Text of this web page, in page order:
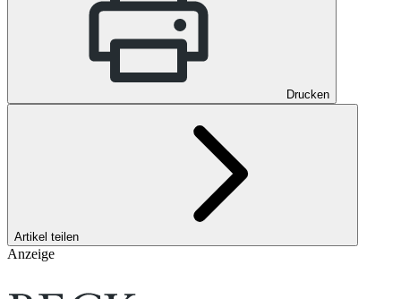
Drucken
Artikel teilen
Anzeige